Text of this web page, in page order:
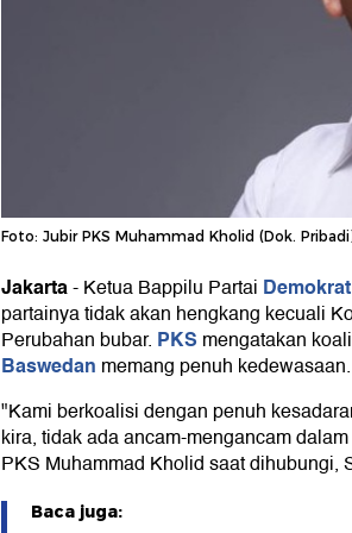
Foto: Jubir PKS Muhammad Kholid (Dok.
Jakarta-Ketua Bappilu Partai Demokrat
partainya tidak akan hengkang kecuali
Perubahan bubar. PKS mengatakan
Baswedan memang penuh kedewasaan.
"Kami berkoalisi dengan penuh
kira, tidak ada ancam-mengancam
PKS Muhammad Kholid saat dihubungi,
Baca juga: